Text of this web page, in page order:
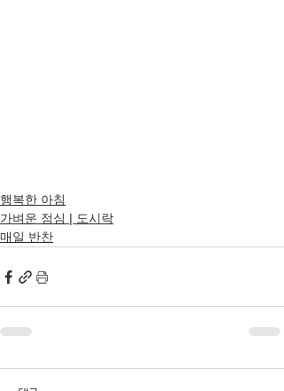
행복한 아침
가벼운 점심 | 도시락
매일 반찬